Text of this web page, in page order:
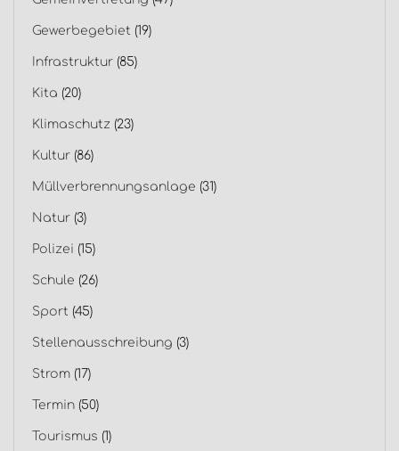
Gewerbegebiet (19)
Infrastruktur (85)
Kita (20)
Klimaschutz (23)
Kultur (86)
Müllverbrennungsanlage (31)
Natur (3)
Polizei (15)
Schule (26)
Sport (45)
Stellenausschreibung (3)
Strom (17)
Termin (50)
Tourismus (1)